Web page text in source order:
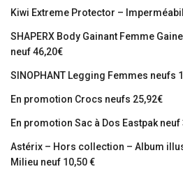
Kiwi Extreme Protector –
SHAPERX Body Gainant Femme
neuf 46,20€
SINOPHANT Legging Femmes neufs
En promotion Crocs neufs 25,92€
En promotion Sac à Dos Eastpak neuf
Astérix – Hors collection – Album
Milieu neuf 10,50 €